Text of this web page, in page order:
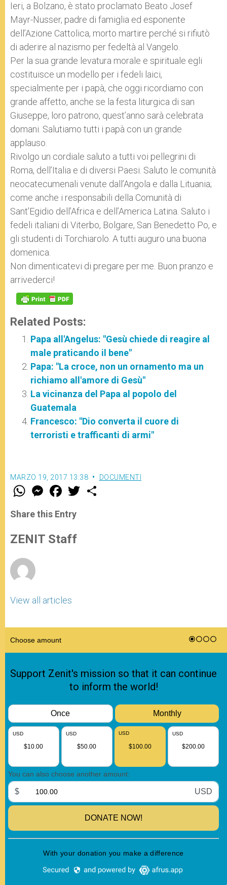
Ieri, a Bolzano, è stato proclamato Beato Josef
Mayr-Nusser, padre di famiglia ed esponente
dell’Azione Cattolica, morto martire perché si rifiutò
di aderire al nazismo per fedeltà al Vangelo.
Per la sua grande levatura morale e spirituale egli
costituisce un modello per i fedeli laici,
specialmente per i papà, che oggi ricordiamo con
grande affetto, anche se la festa liturgica di san
Giuseppe, loro patrono, quest’anno sarà celebrata
domani. Salutiamo tutti i papà con un grande
applauso.
Rivolgo un cordiale saluto a tutti voi pellegrini di
Roma, dell’Italia e di diversi Paesi. Saluto le comunità
neocatecumenali venute dall’Angola e dalla Lituania;
come anche i responsabili della Comunità di
Sant’Egidio dell’Africa e dell’America Latina. Saluto i
fedeli italiani di Viterbo, Bolgare, San Benedetto Po, e
gli studenti di Torchiarolo. A tutti auguro una buona
domenica.
Non dimenticatevi di pregare per me. Buon pranzo e
arrivederci!
Related Posts:
Papa all'Angelus: "Gesù chiede di reagire al
male praticando il bene"
Papa: "La croce, non un ornamento ma un
richiamo all'amore di Gesù"
La vicinanza del Papa al popolo del
Guatemala
Francesco: "Dio converta il cuore di
terroristi e trafficanti di armi"
MARZO 19, 2017 13:38 DOCUMENTI
W
t
s
p
p
M
e
s
e
g
e
F
a
e
b
o
k
w
Share this Entry
ZENIT Staff
View all articles